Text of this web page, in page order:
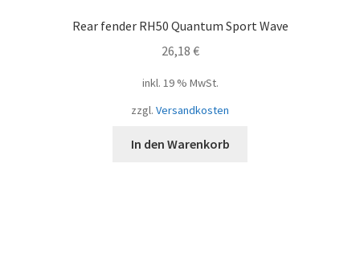
Rear fender RH50 Quantum Sport Wave
26,18 €
inkl. 19 % MwSt.
zzgl. Versandkosten
In den Warenkorb